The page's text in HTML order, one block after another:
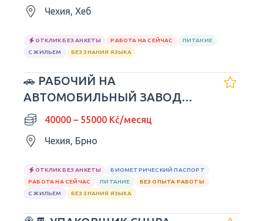
Чехия, Хеб
ОТКЛИК БЕЗ АНКЕТЫ РАБОТА НА СЕЙЧАС
ПИТАНИЕ
С ЖИЛЬЕМ
БЕЗ ЗНАНИЯ ЯЗЫКА
🚗 РАБОЧИЙ НА
АВТОМОБИЛЬНЫЙ ЗАВОД
PORSCHE
40000 – 55000 Kč/месяц
Чехия, Брно
ОТКЛИК БЕЗ АНКЕТЫ
БИОМЕТРИЧЕСКИЙ ПАСПОРТ
РАБОТА НА СЕЙЧАС
ПИТАНИЕ
БЕЗ ОПЫТА РАБОТЫ
С ЖИЛЬЕМ
БЕЗ ЗНАНИЯ ЯЗЫКА